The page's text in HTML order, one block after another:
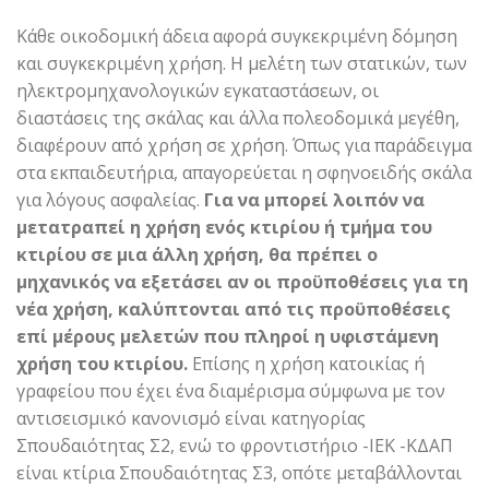
Κάθε οικοδομική άδεια αφορά συγκεκριμένη δόμηση
και συγκεκριμένη χρήση. Η μελέτη των στατικών, των
ηλεκτρομηχανολογικών εγκαταστάσεων, οι
διαστάσεις της σκάλας και άλλα πολεοδομικά μεγέθη,
διαφέρουν από χρήση σε χρήση. Όπως για παράδειγμα
στα εκπαιδευτήρια, απαγορεύεται η σφηνοειδής σκάλα
για λόγους ασφαλείας. Για να μπορεί λοιπόν να
μετατραπεί η χρήση ενός κτιρίου ή τμήμα του
κτιρίου σε μια άλλη χρήση, θα πρέπει ο
μηχανικός να εξετάσει αν οι προϋποθέσεις για τη
νέα χρήση, καλύπτονται από τις προϋποθέσεις
επί µέρους µελετών που πληροί η υφιστάµενη
χρήση του κτιρίου. Επίσης η χρήση κατοικίας ή
γραφείου που έχει ένα διαμέρισμα σύμφωνα με τον
αντισεισμικό κανονισμό είναι κατηγορίας
Σπουδαιότητας Σ2, ενώ το φροντιστήριο -ΙΕΚ -ΚΔΑΠ
είναι κτίρια Σπουδαιότητας Σ3, οπότε μεταβάλλονται